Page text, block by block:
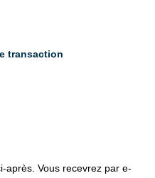
transaction
après. Vous recevrez par e-